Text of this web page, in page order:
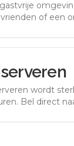
of een
wordt
Bel direct